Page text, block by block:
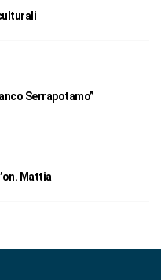
Serrapotamo”
Mattia